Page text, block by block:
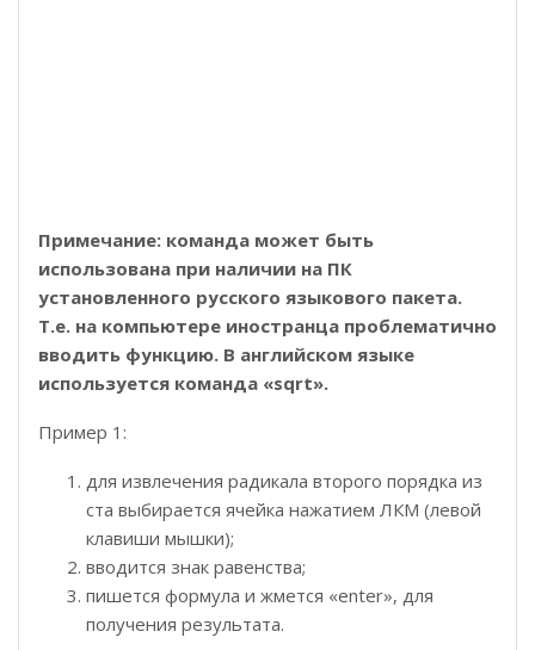
Примечание: команда может быть
использована при наличии на ПК
установленного русского языкового пакета.
Т.е. на компьютере иностранца проблематично
вводить функцию. В английском языке
используется команда «sqrt».
Пример 1:
для извлечения радикала второго порядка из
ста выбирается ячейка нажатием ЛКМ (левой
клавиши мышки);
вводится знак равенства;
пишется формула и жмется «enter», для
получения результата.